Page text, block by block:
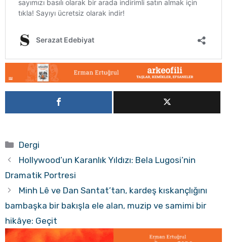
Kategoriler
Dergi
Hollywood’un Karanlık Yıldızı: Bela Lugosi’nin
Dramatik Portresi
Minh Lê ve Dan Santat’tan, kardeş kıskançlığını
bambaşka bir bakışla ele alan, muzip ve samimi bir
hikâye: Geçit